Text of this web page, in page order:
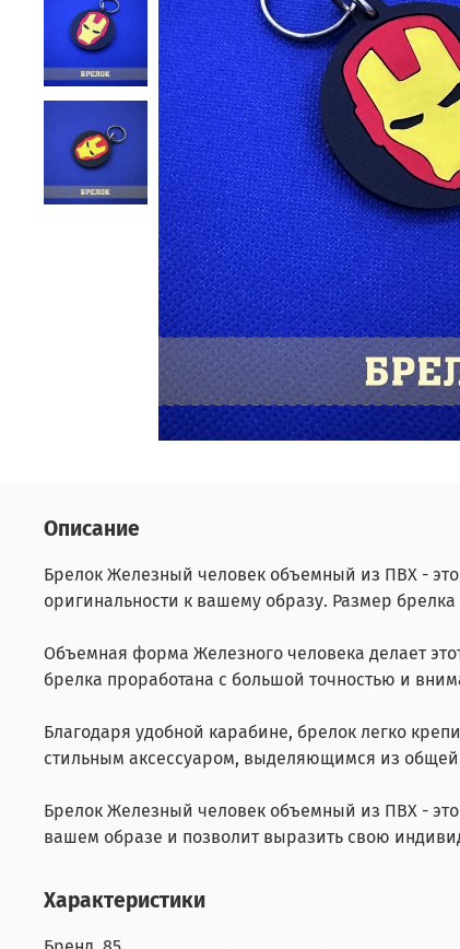
Описание
Брелок Железный человек объемный из ПВХ -
оригинальности к вашему образу. Размер
Объемная форма Железного человека делает
брелка проработана с большой точностью и
Благодаря удобной карабине, брелок легко
стильным аксессуаром, выделяющимся из
Брелок Железный человек объемный из ПВХ -
вашем образе и позволит выразить свою
Характеристики